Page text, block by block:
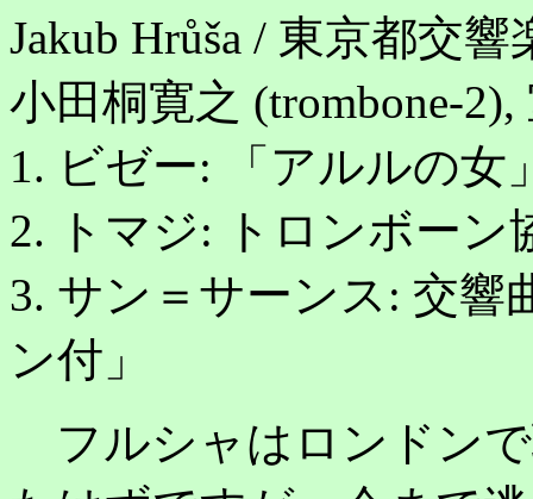
Jakub Hrůša / 東京都交響
小田桐寛之 (trombone-
1. ビゼー: 「アルルの女
2. トマジ: トロンボーン
3. サン＝サーンス: 交響
ン付」
フルシャはロンドン